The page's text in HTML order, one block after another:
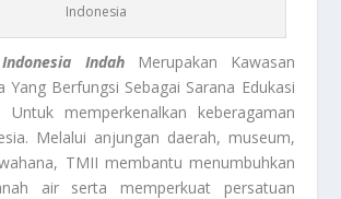
Indonesia
IndahMerupakan Kawasan
Yang Berfungsi Sebagai Sarana Edukasi
Untuk memperkenalkan keberagaman
Melalui anjungan daerah, museum,
TMII membantu menumbuhkan
air serta memperkuat persatuan